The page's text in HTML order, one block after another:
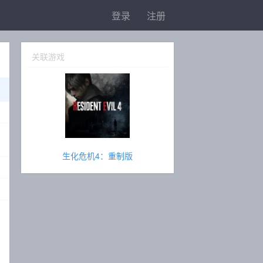
登录 注册
关联游戏
生化危机4：重制版